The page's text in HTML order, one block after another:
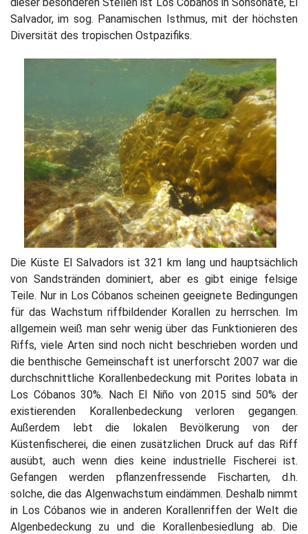
Salvador, im sog. Panamischen Isthmus, mit der höchsten
Diversität des tropischen Ostpazifiks.
Die Küste El Salvadors ist 321 km lang und hauptsächlich
von Sandstränden dominiert, aber es gibt einige felsige
Teile. Nur in Los Cóbanos scheinen geeignete Bedingungen
für das Wachstum riffbildender Korallen zu herrschen. Im
allgemein weiß man sehr wenig über das Funktionieren des
Riffs, viele Arten sind noch nicht beschrieben worden und
die benthische Gemeinschaft ist unerforscht 2007 war die
durchschnittliche Korallenbedeckung mit Porites lobata in
Los Cóbanos 30%. Nach El Niño von 2015 sind 50% der
existierenden Korallenbedeckung verloren gegangen.
Außerdem lebt die lokalen Bevölkerung von der
Küstenfischerei, die einen zusätzlichen Druck auf das Riff
ausübt, auch wenn dies keine industrielle Fischerei ist.
Gefangen werden pflanzenfressende Fischarten, d.h.
solche, die das Algenwachstum eindämmen. Deshalb nimmt
in Los Cóbanos wie in anderen Korallenriffen der Welt die
Algenbedeckung zu und die Korallenbesiedlung ab. Die